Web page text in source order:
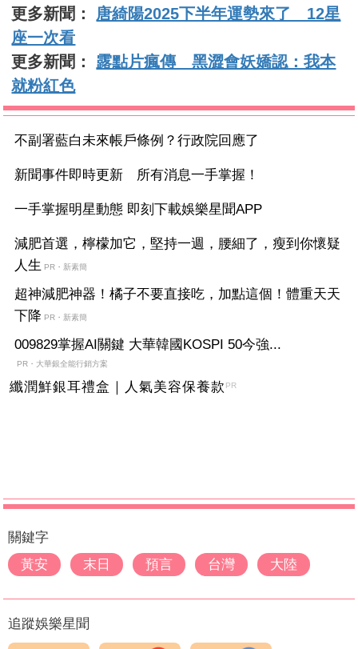
更多新聞： 唐綺陽2025下半年運勢來了 12星
座一次看
更多新聞： 露點片瘋傳 黑澀會妖嬌認：我本
就粉紅色
不副署藍白未來帳戶條例？行政院回應了
新聞事件即時更新 所有消息一手掌握！
一手掌握明星動態 即刻下載娛樂星聞APP
減肥首選，檸檬加它，堅持一週，腰細了，瘦到你懷疑
人生 PR・新素簡
超神減肥神器！橘子不要直接吃，加點這個！體重天天
下降 PR・新素簡
009829掌握AI關鍵 大華韓國KOSPI 50今強...
PR・大華銀全能行銷方案
纖潤鮮銀耳禮盒｜人氣美容保養款 PR
關鍵字
黃安
末日 預言 台灣 大陸
追蹤娛樂星聞